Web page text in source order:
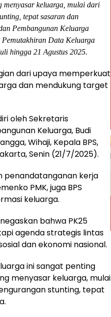
menyasar keluarga, mulai dari
tepat sasaran dan
Pembangunan Keluarga
Pemutakhiran Data Keluarga
hingga 21 Agustus 2025.
dari upaya memperkuat
dan mendukung target
oleh Sekretaris
Keluarga, Budi
Wihaji, Kepala BPS,
Senin (21/7/2025).
penandatanganan kerja
PMK, juga BPS
keluarga.
bahwa PK25
agenda strategis lintas
dan ekonomi nasional.
ini sangat penting
menyasar keluarga, mulai
stunting, tepat